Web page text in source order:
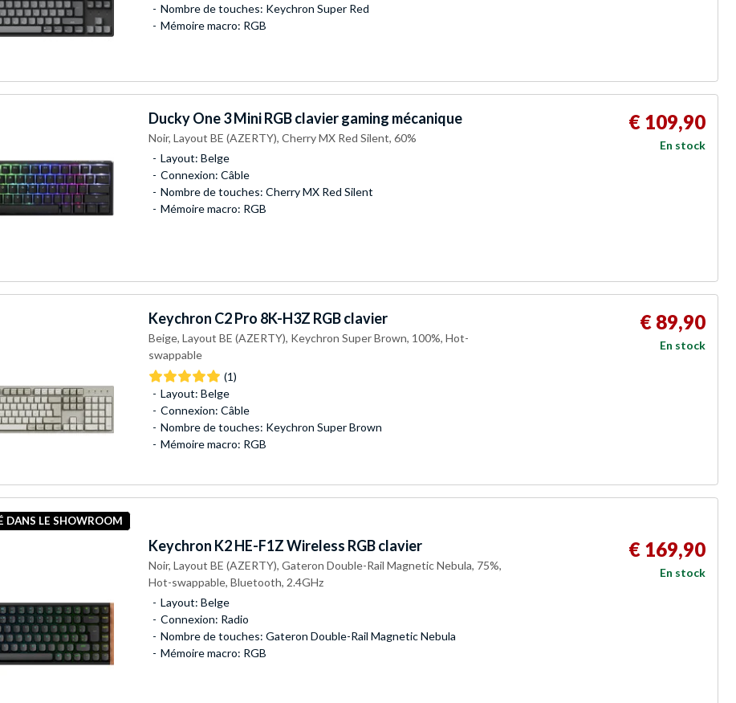
Nombre de touches: Keychron Super Red
Mémoire macro: RGB
DuckyOne 3 Mini RGB clavier gaming mécanique
Noir, Layout BE (AZERTY), Cherry MX Red Silent, 60%
Layout: Belge
Connexion: Câble
Nombre de touches: Cherry MX Red Silent
Mémoire macro: RGB
€ 109,90
En stock
Keychron C2 Pro 8K-H3Z RGB clavier
Beige, Layout BE (AZERTY), Keychron Super Brown, 100%, Hot-
swappable
(1)
Layout: Belge
Connexion: Câble
Nombre de touches: Keychron Super Brown
Mémoire macro: RGB
€ 89,90
En stock
DANS LE SHOWROOM
Keychron K2 HE-F1Z Wireless RGB clavier
Noir, Layout BE (AZERTY), Gateron Double-Rail Magnetic Nebula, 75%,
Hot-swappable, Bluetooth, 2.4GHz
Layout: Belge
Connexion: Radio
Nombre de touches: Gateron Double-Rail Magnetic Nebula
Mémoire macro: RGB
€ 169,90
En stock